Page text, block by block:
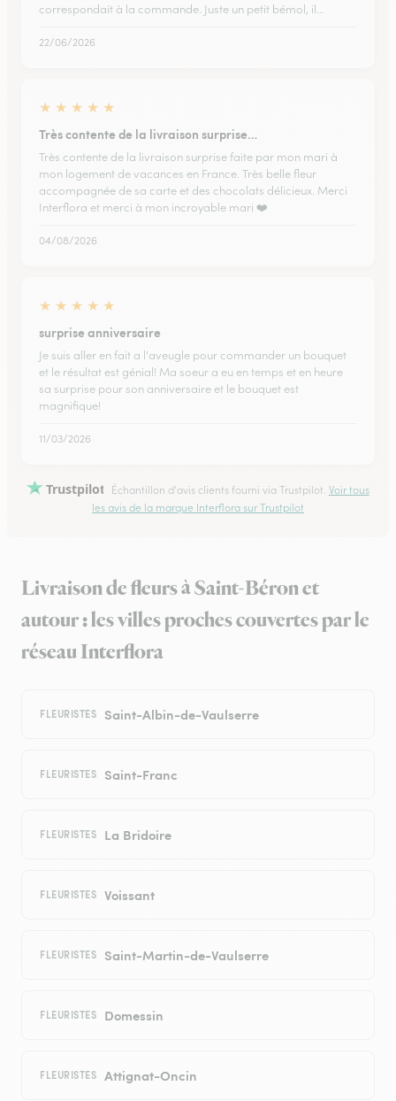
correspondait à la commande. Juste un petit bémol, il…
22/06/2026
★ ★ ★ ★ ★
Très contente de la livraison surprise…
Très contente de la livraison surprise faite par mon mari à
mon logement de vacances en France. Très belle fleur
accompagnée de sa carte et des chocolats délicieux. Merci
Interflora et merci à mon incroyable mari ❤️
04/08/2026
★ ★ ★ ★ ★
surprise anniversaire
Je suis aller en fait a l'aveugle pour commander un bouquet
et le résultat est génial! Ma soeur a eu en temps et en heure
sa surprise pour son anniversaire et le bouquet est
magnifique!
11/03/2026
Trustpilot Échantillon d'avis clients fourni via Trustpilot. Voir tous
les avis de la marque Interflora sur Trustpilot
Livraison de fleurs à Saint-Béron et
autour : les villes proches couvertes par le
réseau Interflora
FLEURISTES Saint-Albin-de-Vaulserre
FLEURISTES Saint-Franc
FLEURISTES La Bridoire
FLEURISTES Voissant
FLEURISTES Saint-Martin-de-Vaulserre
FLEURISTES Domessin
FLEURISTES Attignat-Oncin